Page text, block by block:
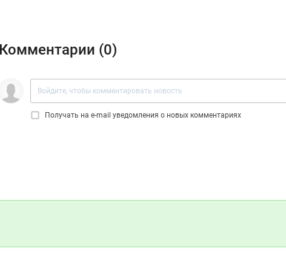
Комментарии (0)
Получать на e‑mail уведомления о новых комментариях
проекты